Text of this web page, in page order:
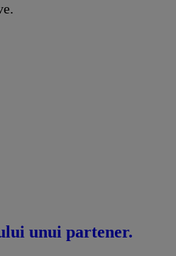
unui partener.